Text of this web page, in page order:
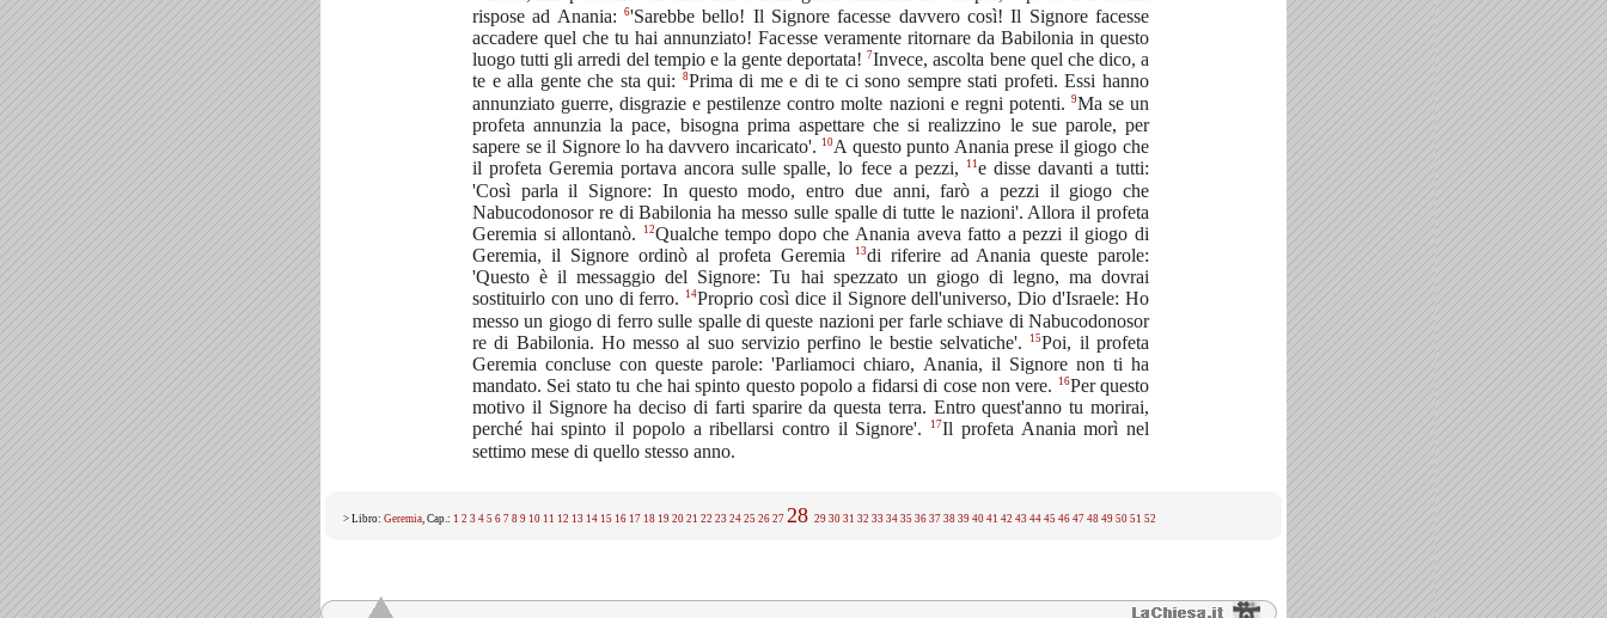
rispose ad Anania:
6'Sarebbe bello! Il Signore facesse davvero così! Il Signore facesse
accadere quel che tu hai annunziato! Facesse veramente ritornare da Babilonia in questo
luogo tutti gli arredi del tempio e la gente deportata!7Invece, ascolta bene quel che dico, a
te e alla gente che sta qui:
8Prima di me e di te ci sono sempre stati profeti. Essi hanno
annunziato guerre, disgrazie e pestilenze contro molte nazioni e regni potenti. 9Ma se un
profeta annunzia la pace, bisogna prima aspettare che si realizzino le sue parole, per
sapere se il Signore lo ha davvero incaricato'. 10A questo punto Anania prese il giogo che
il profeta Geremia portava ancora sulle spalle, lo fece a pezzi,
11e disse davanti a tutti:
'Così parla il Signore: In questo modo, entro due anni, farò a pezzi il giogo che
Nabucodonosor re di Babilonia ha messo sulle spalle di tutte le nazioni'. Allora il profeta
Geremia si allontanò.
12Qualche tempo dopo che Anania aveva fatto a pezzi il giogo di
Geremia, il Signore ordinò al profeta Geremia
13di riferire ad Anania queste parole:
'Questo è il messaggio del Signore: Tu hai spezzato un giogo di legno, ma dovrai
sostituirlo con uno di ferro.
14Proprio così dice il Signore dell'universo, Dio d'Israele: Ho
messo un giogo di ferro sulle spalle di queste nazioni per farle schiave di Nabucodonosor
re di Babilonia. Ho messo al suo servizio perfino le bestie selvatiche'.
15Poi, il profeta
Geremia concluse con queste parole: 'Parliamoci chiaro, Anania, il Signore non ti ha
mandato. Sei stato tu che hai spinto questo popolo a fidarsi di cose non vere.
16Per questo
motivo il Signore ha deciso di farti sparire da questa terra. Entro quest'anno tu morirai,
perché hai spinto il popolo a ribellarsi contro il Signore'.
17Il profeta Anania morì nel
settimo mese di quello stesso anno.
> Libro: Geremia, Cap.: 1 2 3 4 5 6 7 8 9 10 11 12 13 14 15 16 17 18 19 20 21 22 23 24 25 26 27 28 29 30 31 32 33 34 35 36 37 38 39 40 41 42 43 44 45 46 47 48 49 50 51 52